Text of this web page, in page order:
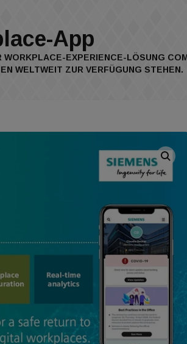
App
WORKPLACE-EXPERIENCE-LÖSUNG
WELTWEIT ZUR VERFÜGUNG STEHEN.